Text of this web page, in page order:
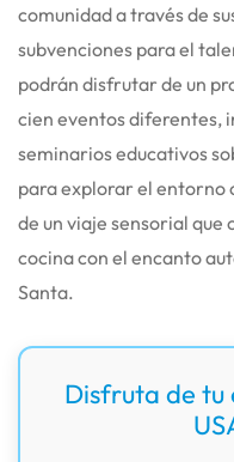
comunidad a través de
subvenciones para el
podrán disfrutar de un
cien eventos diferentes,
seminarios educativos
para explorar el entorno
de un viaje sensorial
cocina con el encanto
Santa.
Disfruta de tu